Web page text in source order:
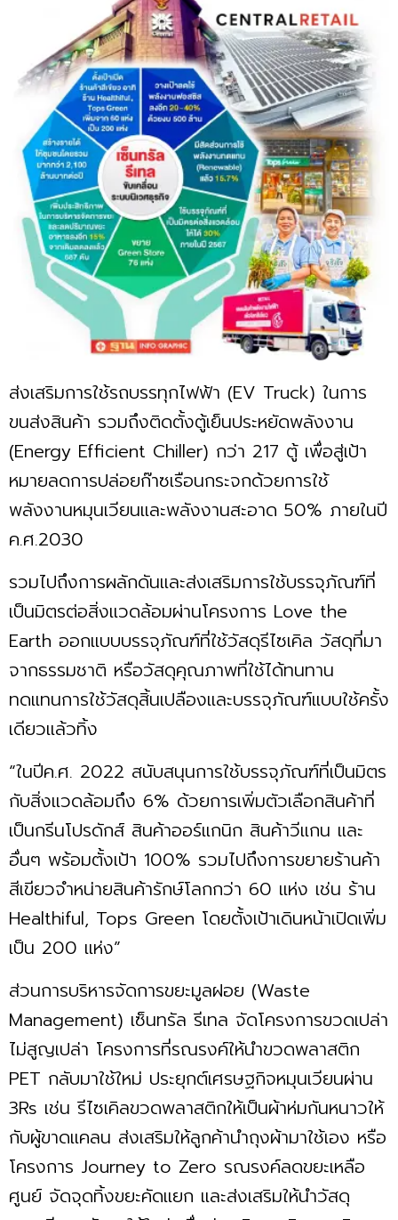
ส่งเสริมการใช้รถบรรทุกไฟฟ้า (EV Truck) ในการ
ขนส่งสินค้า รวมถึงติดตั้งตู้เย็นประหยัดพลังงาน
(Energy Efficient Chiller) กว่า 217 ตู้ เพื่อสู่เป้า
หมายลดการปล่อยก๊าซเรือนกระจกด้วยการใช้
พลังงานหมุนเวียนและพลังงานสะอาด 50% ภายในปี
ค.ศ.2030
รวมไปถึงการผลักดันและส่งเสริมการใช้บรรจุภัณฑ์ที่
เป็นมิตรต่อสิ่งแวดล้อมผ่านโครงการ Love the
Earth ออกแบบบรรจุภัณฑ์ที่ใช้วัสดุรีไซเคิล วัสดุที่มา
จากธรรมชาติ หรือวัสดุคุณภาพที่ใช้ได้ทนทาน
ทดแทนการใช้วัสดุสิ้นเปลืองและบรรจุภัณฑ์แบบใช้ครั้ง
เดียวแล้วทิ้ง
“ในปีค.ศ. 2022 สนับสนุนการใช้บรรจุภัณฑ์ที่เป็นมิตร
กับสิ่งแวดล้อมถึง 6% ด้วยการเพิ่มตัวเลือกสินค้าที่
เป็นกรีนโปรดักส์ สินค้าออร์แกนิก สินค้าวีแกน และ
อื่นๆ พร้อมตั้งเป้า 100% รวมไปถึงการขยายร้านค้า
สีเขียวจำหน่ายสินค้ารักษ์โลกกว่า 60 แห่ง เช่น ร้าน
Healthiful, Tops Green โดยตั้งเป้าเดินหน้าเปิดเพิ่ม
เป็น 200 แห่ง”
ส่วนการบริหารจัดการขยะมูลฝอย (Waste
Management) เซ็นทรัล รีเทล จัดโครงการขวดเปล่า
ไม่สูญเปล่า โครงการที่รณรงค์ให้นำขวดพลาสติก
PET กลับมาใช้ใหม่ ประยุกต์เศรษฐกิจหมุนเวียนผ่าน
3Rs เช่น รีไซเคิลขวดพลาสติกให้เป็นผ้าห่มกันหนาวให้
กับผู้ขาดแคลน ส่งเสริมให้ลูกค้านำถุงผ้ามาใช้เอง หรือ
โครงการ Journey to Zero รณรงค์ลดขยะเหลือ
ศูนย์ จัดจุดทิ้งขยะคัดแยก และส่งเสริมให้นำวัสดุ